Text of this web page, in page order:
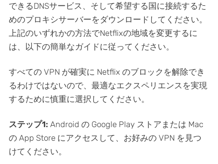
できるDNSサービス、そして希望する国に接続するた
めのプロキシサーバーをダウンロードしてください。
上記のいずれかの方法でNetflixの地域を変更するに
は、以下の簡単なガイドに従ってください。
すべての VPN が確実に Netflix のブロックを解除でき
るわけではないので、最適なエクスペリエンスを実現
するために慎重に選択してください。
ステップ1: Android の Google Play ストアまたは Mac
の App Store にアクセスして、お好みの VPN を見つ
けてください。